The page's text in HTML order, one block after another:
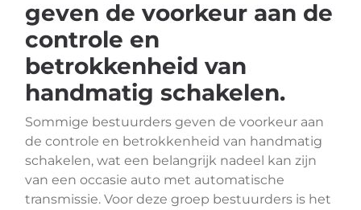
geven de voorkeur aan de
controle en
betrokkenheid van
handmatig schakelen.
Sommige bestuurders geven de voorkeur aan
de controle en betrokkenheid van handmatig
schakelen, wat een belangrijk nadeel kan zijn
van een occasie auto met automatische
transmissie. Voor deze groep bestuurders is het